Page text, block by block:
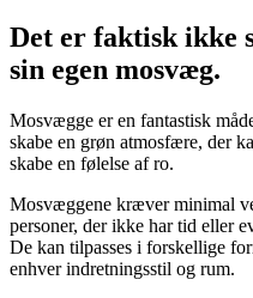
Det er faktisk ikke
sin egen mosvæg.
Mosvægge er en fantastisk
skabe en grøn atmosfære, der
skabe en følelse af ro.
Mosvæggene kræver minimal
personer, der ikke har tid eller
De kan tilpasses i forskellige
enhver indretningsstil og rum.